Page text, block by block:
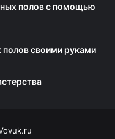
полов с помощью
полов своими руками